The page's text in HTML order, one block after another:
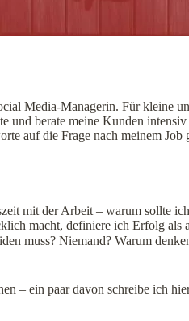
Media-Managerin. Für kleine
und berate meine Kunden intensiv
auf die Frage nach meinem Job
mit der Arbeit – warum sollte
macht, definiere ich Erfolg als
muss? Niemand? Warum
– ein paar davon schreibe ich